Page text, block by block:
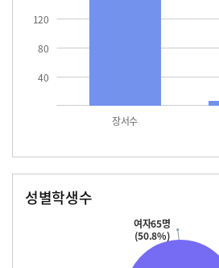
40
80
120
장서수
성별학생수
여자65명
(50.8%)